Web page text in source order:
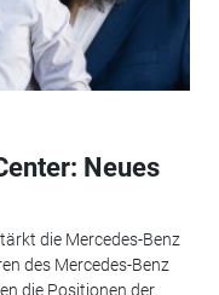
Neues
die Mercedes-Benz
des Mercedes-Benz
die Positionen der...